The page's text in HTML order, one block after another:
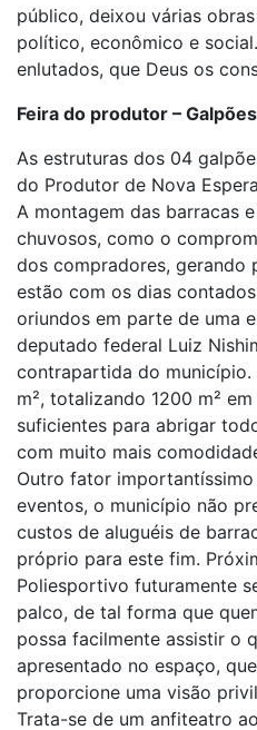
público, deixou várias
político, econômico e
enlutados, que Deus os
Feira do produtor – Galpões
As estruturas dos 04
do Produtor de Nova
A montagem das barracas
chuvosos, como o
dos compradores, gerando
estão com os dias
oriundos em parte de uma
deputado federal Luiz
contrapartida do
m², totalizando 1200 m²
suficientes para abrigar
com muito mais
Outro fator
eventos, o município não
custos de aluguéis de
próprio para este fim.
Poliesportivo futuramente
palco, de tal forma que
possa facilmente assistir o
apresentado no espaço,
proporcione uma visão
Trata-se de um anfiteatro